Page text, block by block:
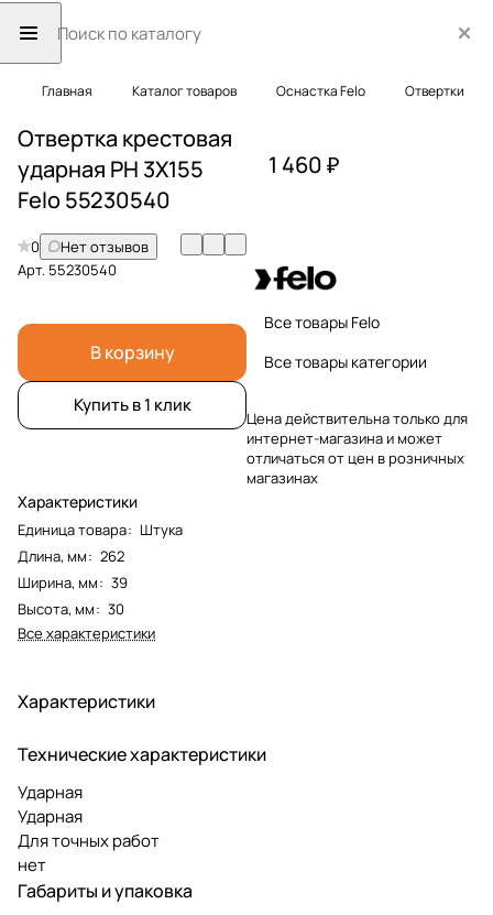
Главная Каталог товаров Оснастка Felo Отвертки
Отвертка крестовая
ударная PH 3X155
Felo 55230540
0
Нет отзывов
Арт. 55230540
В корзину
Купить в 1 клик
Характеристики
Единица товара: Штука
Длина, мм: 262
Ширина, мм: 39
Высота, мм: 30
Все характеристики
1 460 ₽
Все товары Felo
Все товары категории
Цена действительна только для
интернет-магазина и может
отличаться от цен в розничных
магазинах
Характеристики
Технические характеристики
Ударная
Ударная
Для точных работ
нет
Габариты и упаковка